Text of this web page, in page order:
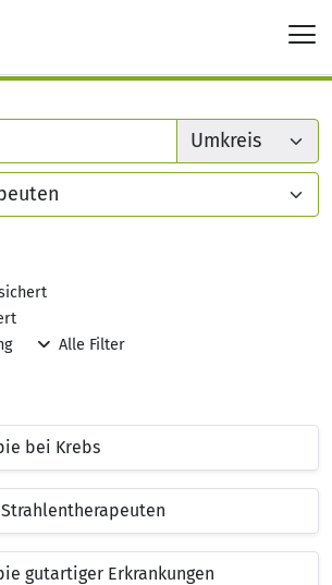
Alle Filter
bei Krebs
gutartiger Erkrankungen